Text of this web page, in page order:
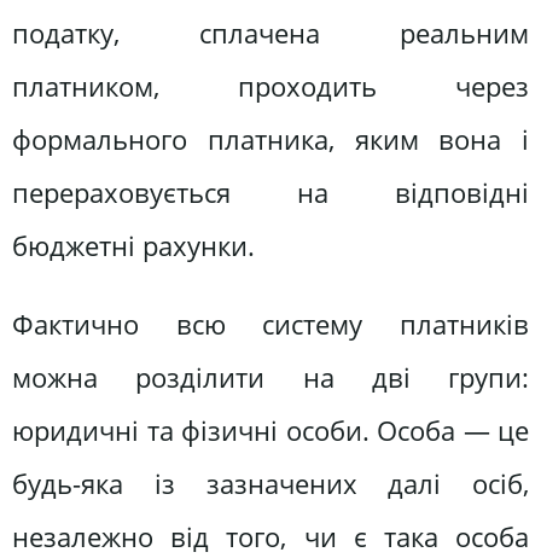
податку, сплачена реальним
платником, проходить через
формального платника, яким вона і
перераховується на відповідні
бюджетні рахунки.
Фактично всю систему платників
можна розділити на дві групи:
юридичні та фізичні особи. Особа — це
будь-яка із зазначених далі осіб,
незалежно від того, чи є така особа